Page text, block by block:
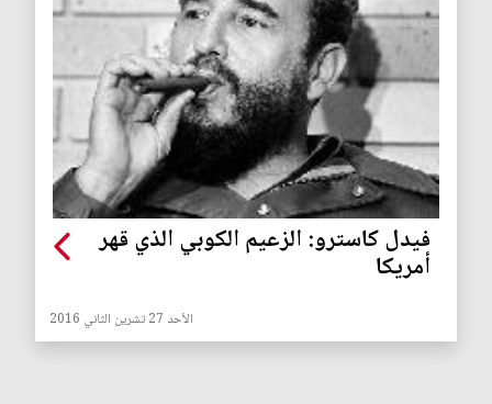
فيدل كاسترو: الزعيم الكوبي الذي قهر
أمريكا
الأحد 27 تشرين الثاني 2016